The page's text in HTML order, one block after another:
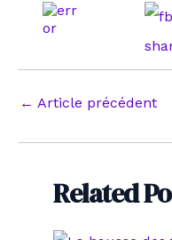
Navigation
articles
← Article précédent
Related